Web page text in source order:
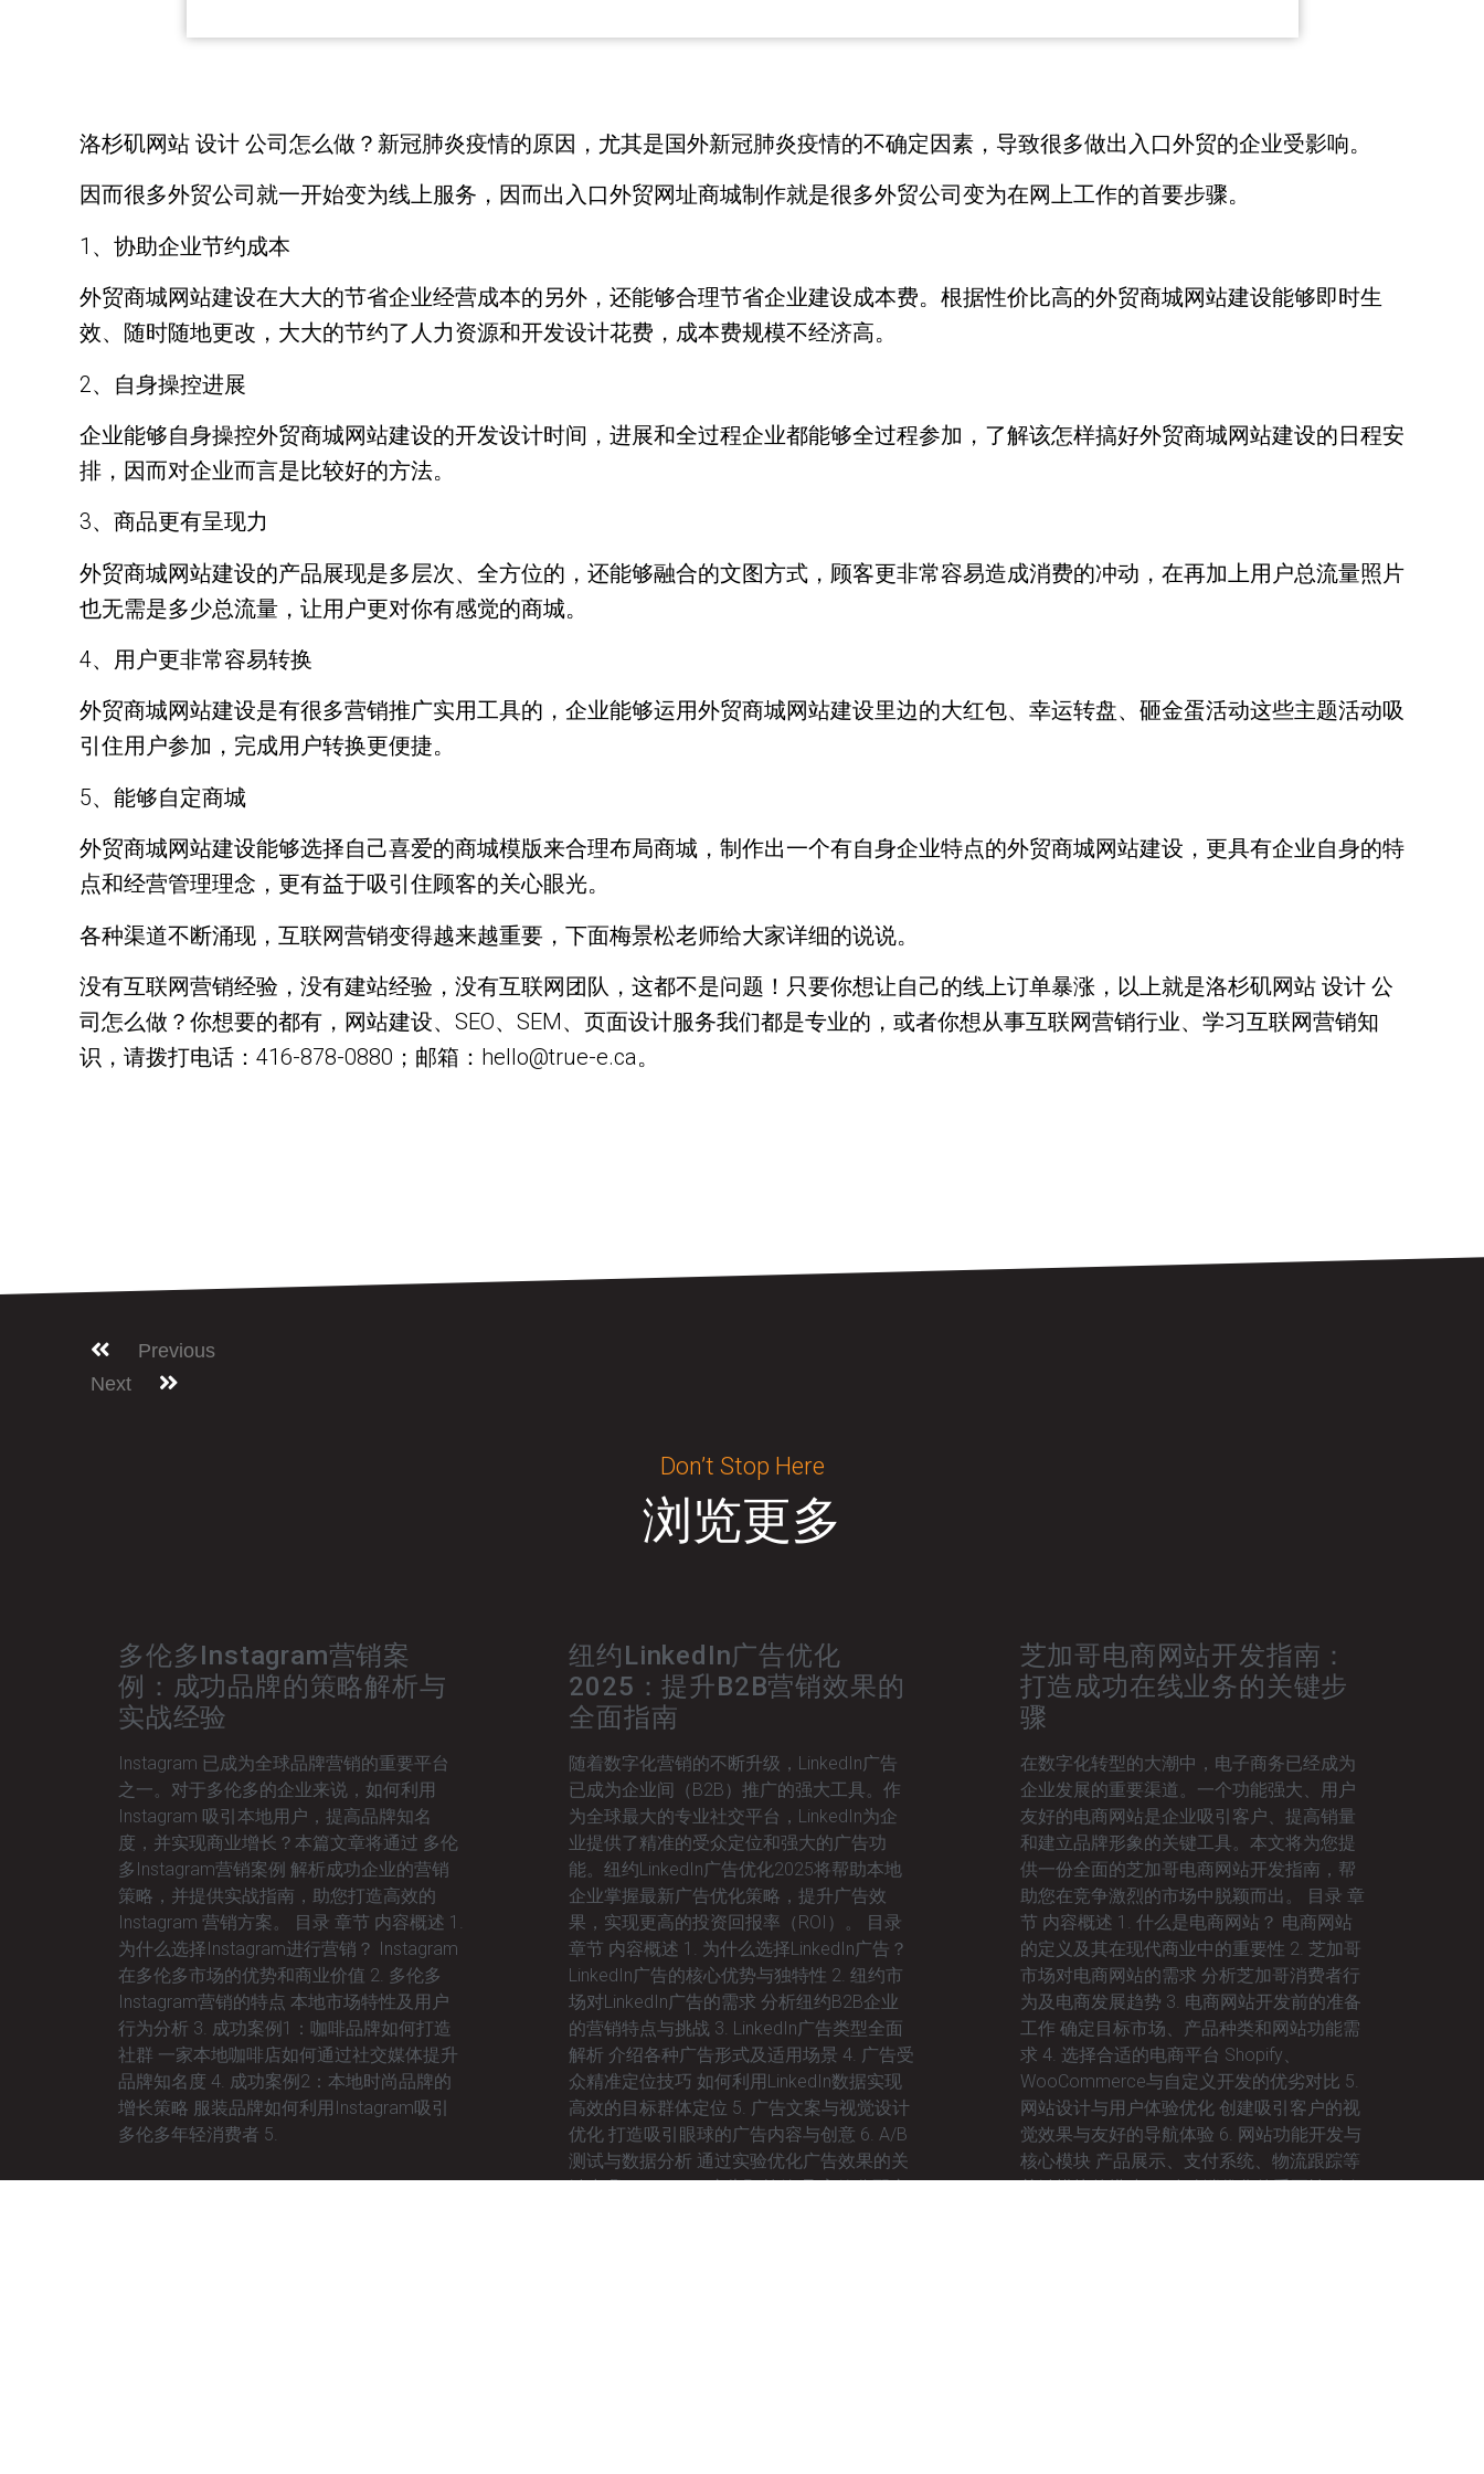
洛杉矶网站 设计 公司怎么做？新冠肺炎疫情的原因，尤其是国外新冠肺炎疫情的不确定因素，导致很多做出入口外贸的企业受影响。
因而很多外贸公司就一开始变为线上服务，因而出入口外贸网址商城制作就是很多外贸公司变为在网上工作的首要步骤。
1、协助企业节约成本
外贸商城网站建设在大大的节省企业经营成本的另外，还能够合理节省企业建设成本费。根据性价比高的外贸商城网站建设能够即时生
效、随时随地更改，大大的节约了人力资源和开发设计花费，成本费规模不经济高。
2、自身操控进展
企业能够自身操控外贸商城网站建设的开发设计时间，进展和全过程企业都能够全过程参加，了解该怎样搞好外贸商城网站建设的日程安
排，因而对企业而言是比较好的方法。
3、商品更有呈现力
外贸商城网站建设的产品展现是多层次、全方位的，还能够融合的文图方式，顾客更非常容易造成消费的冲动，在再加上用户总流量照片
也无需是多少总流量，让用户更对你有感觉的商城。
4、用户更非常容易转换
外贸商城网站建设是有很多营销推广实用工具的，企业能够运用外贸商城网站建设里边的大红包、幸运转盘、砸金蛋活动这些主题活动吸
引住用户参加，完成用户转换更便捷。
5、能够自定商城
外贸商城网站建设能够选择自己喜爱的商城模版来合理布局商城，制作出一个有自身企业特点的外贸商城网站建设，更具有企业自身的特
点和经营管理理念，更有益于吸引住顾客的关心眼光。
各种渠道不断涌现，互联网营销变得越来越重要，下面梅景松老师给大家详细的说说。
没有互联网营销经验，没有建站经验，没有互联网团队，这都不是问题！只要你想让自己的线上订单暴涨，以上就是洛杉矶网站 设计 公
司怎么做？你想要的都有，网站建设、SEO、SEM、页面设计服务我们都是专业的，或者你想从事互联网营销行业、学习互联网营销知
识，请拨打电话：416-878-0880；邮箱：hello@true-e.ca。
Previous
Next
Don’t Stop Here
浏览更多
多伦多Instagram营销案
例：成功品牌的策略解析与
实战经验
Instagram 已成为全球品牌营销的重要平台
之一。对于多伦多的企业来说，如何利用
Instagram 吸引本地用户，提高品牌知名
度，并实现商业增长？本篇文章将通过 多伦
多Instagram营销案例 解析成功企业的营销
策略，并提供实战指南，助您打造高效的
Instagram 营销方案。 目录 章节 内容概述 1.
为什么选择Instagram进行营销？ Instagram
在多伦多市场的优势和商业价值 2. 多伦多
Instagram营销的特点 本地市场特性及用户
行为分析 3. 成功案例1：咖啡品牌如何打造
社群 一家本地咖啡店如何通过社交媒体提升
品牌知名度 4. 成功案例2：本地时尚品牌的
增长策略 服装品牌如何利用Instagram吸引
多伦多年轻消费者 5.
纽约LinkedIn广告优化
2025：提升B2B营销效果的
全面指南
随着数字化营销的不断升级，LinkedIn广告
已成为企业间（B2B）推广的强大工具。作
为全球最大的专业社交平台，LinkedIn为企
业提供了精准的受众定位和强大的广告功
能。纽约LinkedIn广告优化2025将帮助本地
企业掌握最新广告优化策略，提升广告效
果，实现更高的投资回报率（ROI）。 目录
章节 内容概述 1. 为什么选择LinkedIn广告？
LinkedIn广告的核心优势与独特性 2. 纽约市
场对LinkedIn广告的需求 分析纽约B2B企业
的营销特点与挑战 3. LinkedIn广告类型全面
解析 介绍各种广告形式及适用场景 4. 广告受
众精准定位技巧 如何利用LinkedIn数据实现
高效的目标群体定位 5. 广告文案与视觉设计
优化 打造吸引眼球的广告内容与创意 6. A/B
测试与数据分析 通过实验优化广告效果的关
芝加哥电商网站开发指南：
打造成功在线业务的关键步
骤
在数字化转型的大潮中，电子商务已经成为
企业发展的重要渠道。一个功能强大、用户
友好的电商网站是企业吸引客户、提高销量
和建立品牌形象的关键工具。本文将为您提
供一份全面的芝加哥电商网站开发指南，帮
助您在竞争激烈的市场中脱颖而出。 目录 章
节 内容概述 1. 什么是电商网站？ 电商网站
的定义及其在现代商业中的重要性 2. 芝加哥
市场对电商网站的需求 分析芝加哥消费者行
为及电商发展趋势 3. 电商网站开发前的准备
工作 确定目标市场、产品种类和网站功能需
求 4. 选择合适的电商平台 Shopify、
WooCommerce与自定义开发的优劣对比 5.
网站设计与用户体验优化 创建吸引客户的视
觉效果与友好的导航体验 6. 网站功能开发与
核心模块 产品展示、支付系统、物流跟踪等